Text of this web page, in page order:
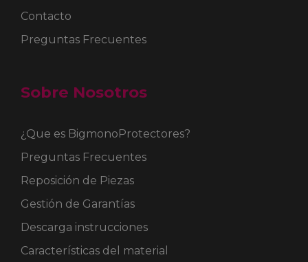
Contacto
Preguntas Frecuentes
Sobre Nosotros
¿Que es BigmonoProtectores?
Preguntas Frecuentes
Reposición de Piezas
Gestión de Garantías
Descarga instrucciones
Características del material